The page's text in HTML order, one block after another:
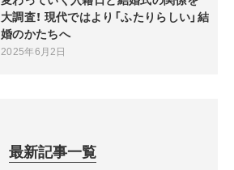
大調査！ 現代ではより「ふたりらしい」結
婚のかたちへ
2025年6月2日
最新記事一覧